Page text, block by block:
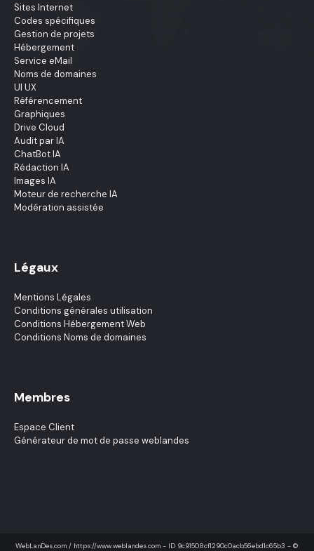
Sites Internet
Codes spécifiques
Gestion de projets
Hébergement
Service eMail
Noms de domaines
UI UX
Référencement
Graphiques
Drive Cloud
Audit par IA
ChatBot IA
Rédaction IA
Images IA
Moteur de recherche IA
Modération assistée
Légaux
Mentions Légales
Conditions générales utilisation
Conditions Hébergement Web
Conditions Noms de domaines
Membres
Espace Client
Générateur de mot de passe weblandes
WebLanDes.com / https://www.weblandes.com - ID 9c91508cf1290c0acb56ebd1c65b3 - ©